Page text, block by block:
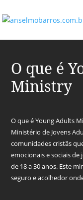
O que é
Ministry
O que é Young Adults
Ministério de Jovens
comunidades cristãs
emocionais e sociais
de 18 a 30 anos. Este
seguro e acolhedor